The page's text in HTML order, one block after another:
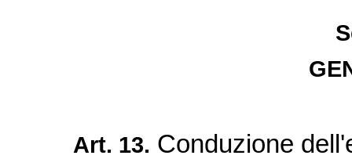
Art. 13. Conduzione